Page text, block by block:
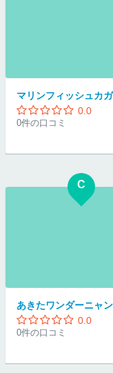
マリンフィッシュカ
0.0
0件の口コミ
C
あきたワンダーニャ
0.0
0件の口コミ